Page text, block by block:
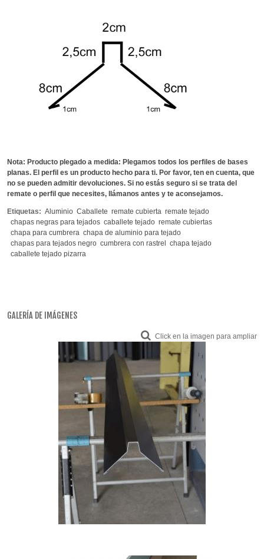
Nota: Producto plegado a medida: Plegamos todos los perfiles de bases
planas. El perfil es un producto hecho para ti. Por favor, ten en cuenta, que
no se pueden admitir devoluciones. Si no estás seguro si se trata del
remate o perfil que necesites, llámanos antes y te aconsejamos.
Etiquetas: Aluminio Caballete remate cubierta remate tejado
chapas negras para tejados caballete tejado remate cubiertas
chapa para cumbrera chapa de aluminio para tejado
chapas para tejados negro cumbrera con rastrel
chapa tejado
caballete tejado pizarra
GALERÍA DE IMÁGENES
Click en la imagen para ampliar